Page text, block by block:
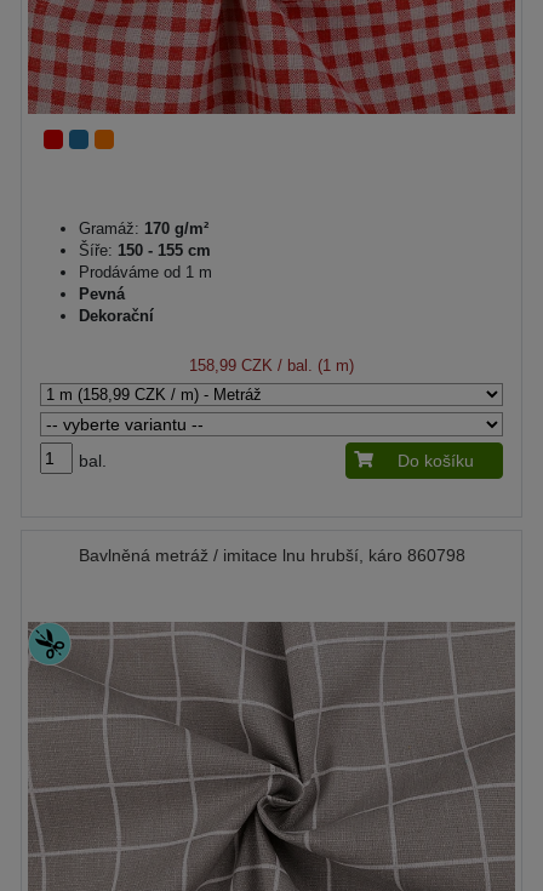
Gramáž: 170 g/m²
Šíře: 150 - 155 cm
Prodáváme od 1 m
Pevná
Dekorační
158,99 CZK / bal. (1 m)
bal. Do košíku
Bavlněná metráž / imitace lnu hrubší, káro 860798